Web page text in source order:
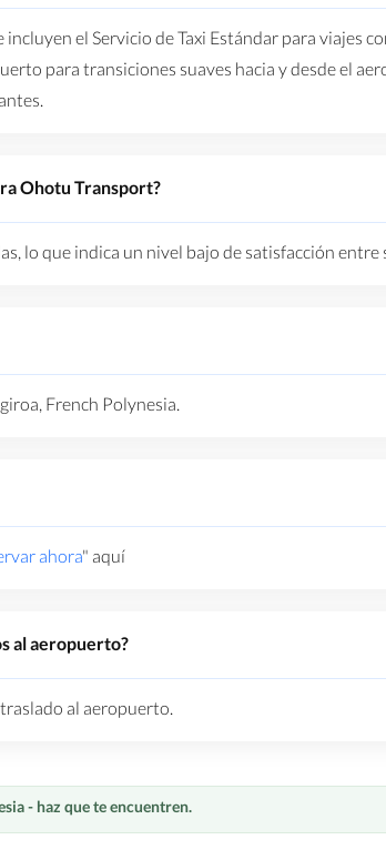
el Servicio de Taxi Estándar para viajes
para transiciones suaves hacia y desde el
Ohotu Transport?
lo que indica un nivel bajo de satisfacción entre
French Polynesia.
ahora" aquí
al aeropuerto?
al aeropuerto.
- haz que te encuentren.